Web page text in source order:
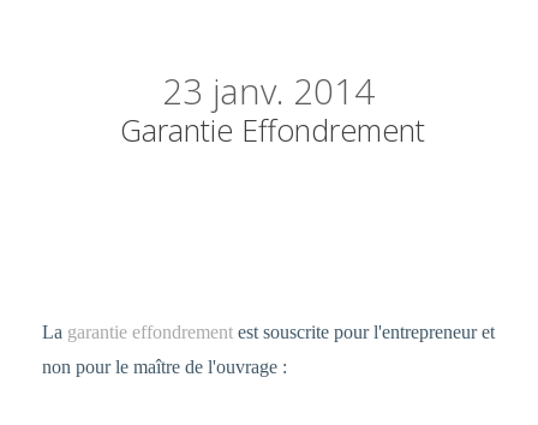
23 janv. 2014
Garantie Effondrement
La garantie effondrement est souscrite pour l'entrepreneur et
non pour le maître de l'ouvrage :